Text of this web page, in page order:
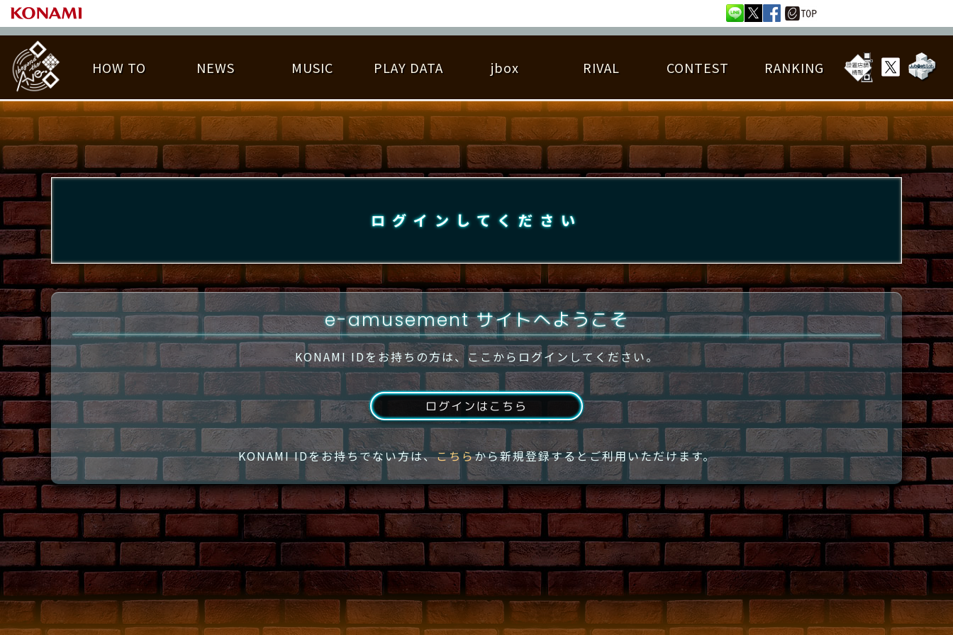
HOW TO
基本の遊び方 遊び方ガイド
NEWS MUSIC
遊べる楽曲 アーティスト紹介
PLAY DATA
PLAY DATA TOP EMBLEM ゆびベル 楽曲データ 詳細楽曲データ
称号 プレー履歴 プレーグラフ ねんごろチャレンジ EDIT譜面
jbox RIVAL
ライバル一覧 逆ライバル一覧 ライバル比較 プレーヤー検索 フレンドリスト
CONTEST
大会参加 大会開催 大会参加情報 大会とは？
RANKING
LICENSE HIT CHART ORIGINAL HIT CHART BEST SCORE RANKING TOTAL BEST SCORE RANKING
ログインしてください
e-amusement サイトへようこそ
KONAMI IDをお持ちの方は、ここからログインしてください。
ログインはこちら
KONAMI IDをお持ちでない方は、こちらから新規登録するとご利用いただけます。